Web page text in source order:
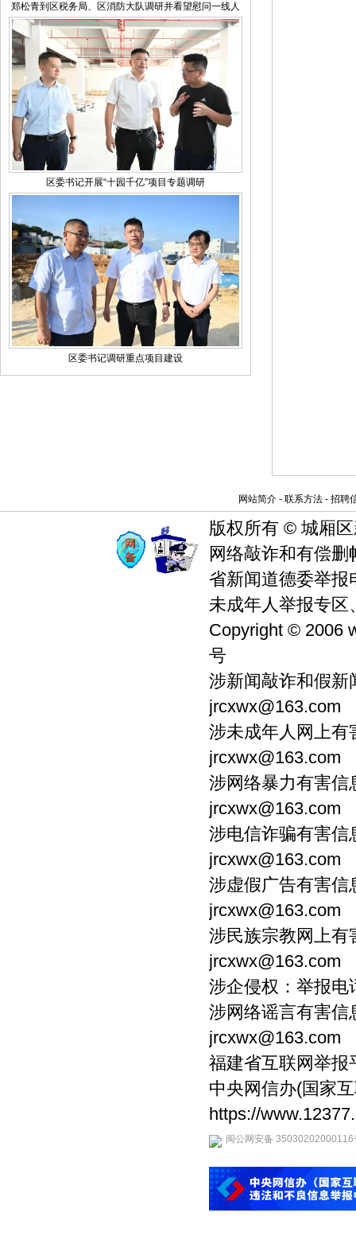
郑松青到区税务局、区消防大队调研并看望慰问一线人
员
区委书记开展“十园千亿”项目专题调研
区委书记调研重点项目建设
网站简介 - 联系方法 - 招聘
版权所有 © 城厢
网络敲诈和有偿
省新闻道德委举报
未成年人举报专区
Copyright © 2006
号
涉新闻敲诈和假新
jrcxwx@163.com
涉未成年人网上有
jrcxwx@163.com
涉网络暴力有害信
jrcxwx@163.com
涉电信诈骗有害信
jrcxwx@163.com
涉虚假广告有害信
jrcxwx@163.com
涉民族宗教网上有
jrcxwx@163.com
涉企侵权：举报电
涉网络谣言有害信
jrcxwx@163.com
福建省互联网举报
中央网信办(国家
https://
闽公网安备 35030202000116